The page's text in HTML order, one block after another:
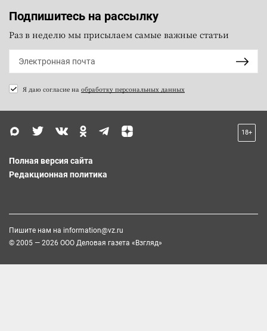
Подпишитесь на рассылку
Раз в неделю мы присылаем самые важные статьи
Я даю согласие на обработку персональных данных
18+
Полная версия сайта
Редакционная политика
Пишите нам на information@vz.ru
© 2005 — 2026 ООО Деловая газета «Взгляд»